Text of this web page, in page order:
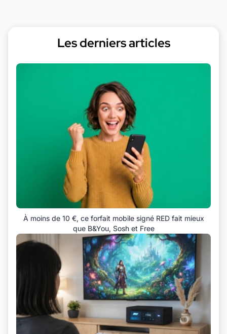
Les derniers articles
À moins de 10 €, ce forfait mobile signé RED fait mieux
que B&You, Sosh et Free